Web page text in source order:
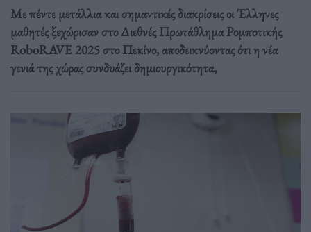
Με πέντε μετάλλια και σημαντικές διακρίσεις οι Έλληνες
μαθητές ξεχώρισαν στο Διεθνές Πρωτάθλημα Ρομποτικής
RoboRAVE 2025 στο Πεκίνο, αποδεικνύοντας ότι η νέα
γενιά της χώρας συνδυάζει δημιουργικότητα,